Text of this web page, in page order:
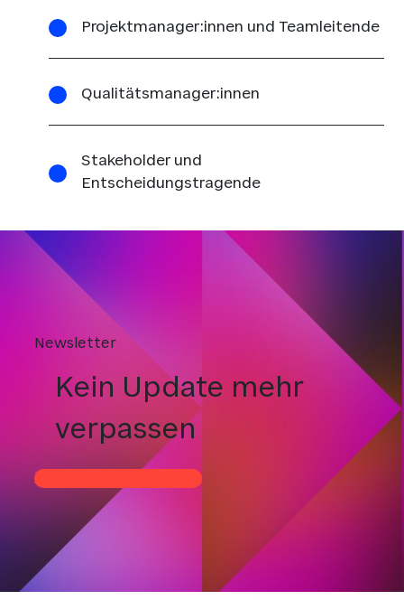
Projektmanager:innen und Teamleitende
Qualitätsmanager:innen
Stakeholder und
Entscheidungstragende
Newsletter
Kein Update mehr
verpassen
Zum Newsletter anmelden